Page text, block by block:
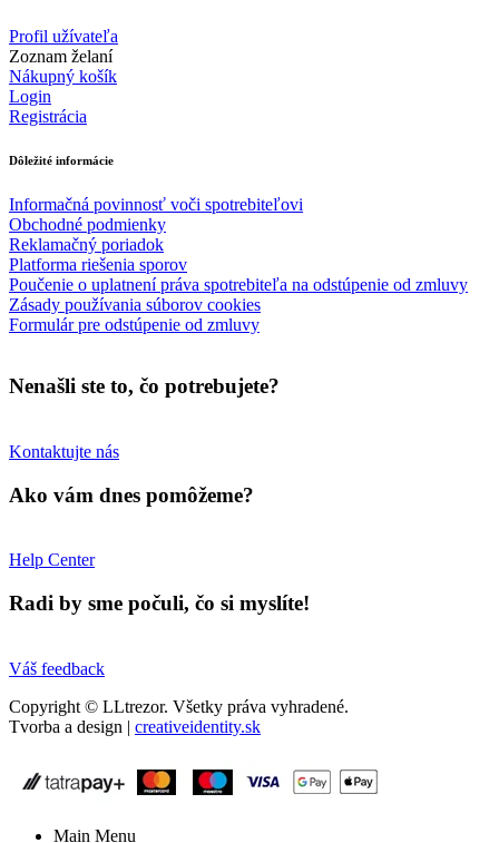
Profil užívateľa
Zoznam želaní
Nákupný košík
Login
Registrácia
Dôležité informácie
Informačná povinnosť voči spotrebiteľovi
Obchodné podmienky
Reklamačný poriadok
Platforma riešenia sporov
Poučenie o uplatnení práva spotrebiteľa na odstúpenie od zmluvy
Zásady používania súborov cookies
Formulár pre odstúpenie od zmluvy
Nenašli ste to, čo potrebujete?
Kontaktujte nás
Ako vám dnes pomôžeme?
Help Center
Radi by sme počuli, čo si myslíte!
Váš feedback
Copyright © LLtrezor. Všetky práva vyhradené.
Tvorba a design | creativeidentity.sk
Main Menu